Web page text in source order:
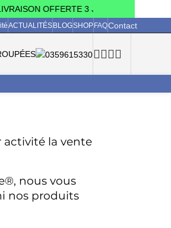
OFFERTE 3 JOURS OUVRÉS EN
ACTUALITÉSBLOGSHOPFAQContact
activité la vente
nous vous
nos produits